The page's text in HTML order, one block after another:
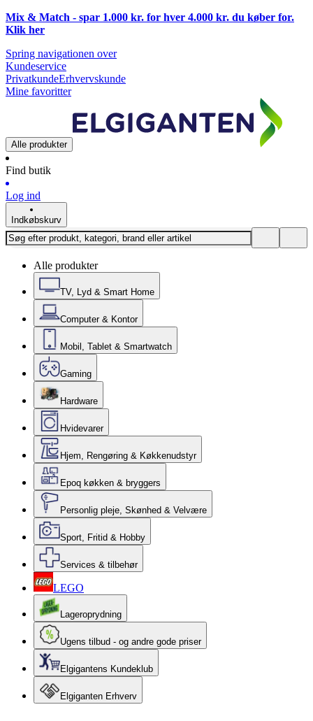
Mix & Match - spar 1.000 kr. for hver 4.000 kr. du køber for.
Klik her
Spring navigationen over
Kundeservice
PrivatkundeErhvervskunde
Mine favoritter
Alle produkter
Find butik
Log ind
Indkøbskurv
Alle produkter
TV, Lyd & Smart Home
Computer & Kontor
Mobil, Tablet & Smartwatch
Gaming
Hardware
Hvidevarer
Hjem, Rengøring & Køkkenudstyr
Epoq køkken & bryggers
Personlig pleje, Skønhed & Velvære
Sport, Fritid & Hobby
Services & tilbehør
LEGO
Lageroprydning
Ugens tilbud - og andre gode priser
Elgigantens Kundeklub
Elgiganten Erhverv